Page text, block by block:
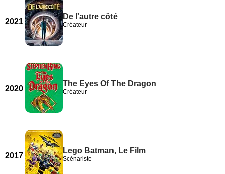
2021
De l'autre côté
Créateur
2020
The Eyes Of The Dragon
Créateur
2017
Lego Batman, Le Film
Scénariste